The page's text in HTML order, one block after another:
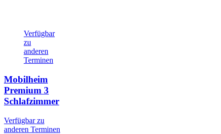
Verfügbar
zu
anderen
Terminen
Mobilheim
Premium 3
Schlafzimmer
Verfügbar zu
anderen Terminen